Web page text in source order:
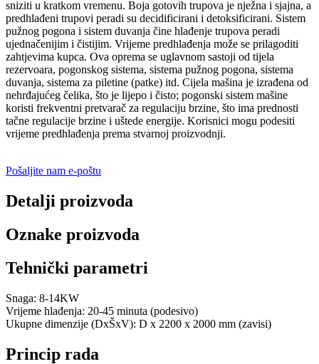
sniziti u kratkom vremenu. Boja gotovih trupova je nježna i sjajna, a
predhlađeni trupovi peradi su decidificirani i detoksificirani. Sistem
pužnog pogona i sistem duvanja čine hlađenje trupova peradi
ujednačenijim i čistijim. Vrijeme predhlađenja može se prilagoditi
zahtjevima kupca. Ova oprema se uglavnom sastoji od tijela
rezervoara, pogonskog sistema, sistema pužnog pogona, sistema
duvanja, sistema za piletine (patke) itd. Cijela mašina je izrađena od
nehrđajućeg čelika, što je lijepo i čisto; pogonski sistem mašine
koristi frekventni pretvarač za regulaciju brzine, što ima prednosti
tačne regulacije brzine i uštede energije. Korisnici mogu podesiti
vrijeme predhlađenja prema stvarnoj proizvodnji.
Pošaljite nam e-poštu
Detalji proizvoda
Oznake proizvoda
Tehnički parametri
Snaga: 8-14KW
Vrijeme hlađenja: 20-45 minuta (podesivo)
Ukupne dimenzije (DxŠxV): D x 2200 x 2000 mm (zavisi)
Princip rada